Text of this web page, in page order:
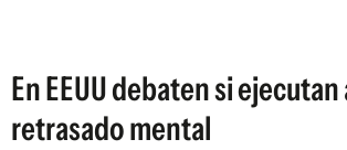
En EEUU debaten si ejecutan
retrasado mental